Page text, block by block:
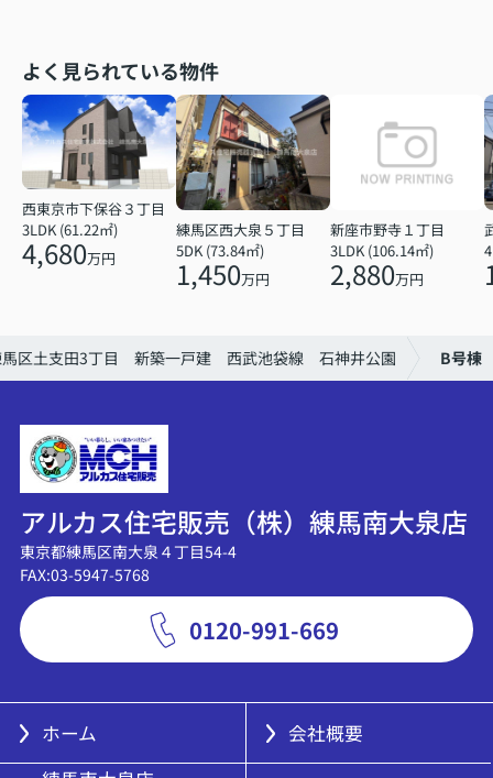
よく見られている物件
西東京市下保谷３丁目
3LDK (61.22㎡)
4,680万円
練馬区西大泉５丁目
5DK (73.84㎡)
1,450万円
新座市野寺１丁目
3LDK (106.14㎡)
2,880万円
区土支田3丁目 新築一戸建 西武池袋線 石神井公園 B号棟
アルカス住宅販売（株）練馬南大泉店
東京都練馬区南大泉４丁目54-4
FAX:03-5947-5768
0120-991-669
ホーム
会社概要